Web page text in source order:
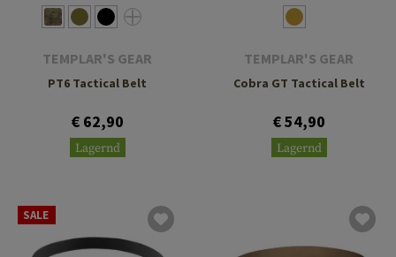
TEMPLAR'S GEAR
PT6 Tactical Belt
€ 62,90
Lagernd
TEMPLAR'S GEAR
Cobra GT Tactical Belt
€ 54,90
Lagernd
SALE